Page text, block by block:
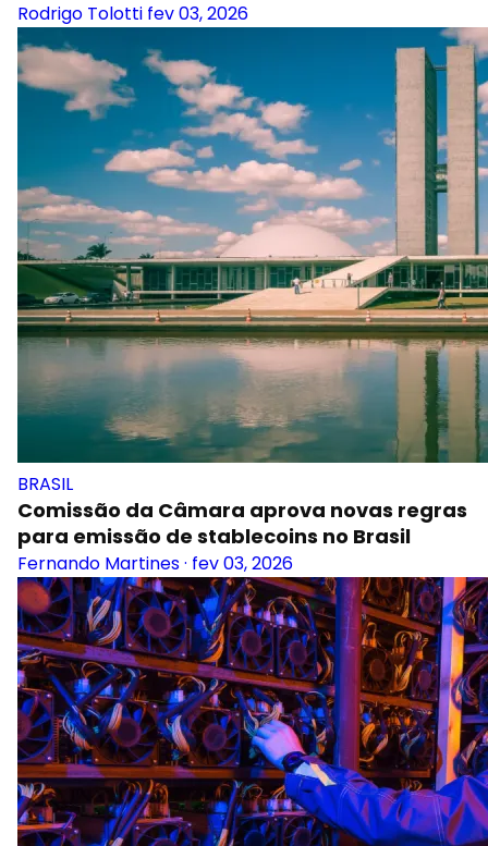
Rodrigo Tolotti fev 03, 2026
BRASIL
Comissão da Câmara aprova novas regras
para emissão de stablecoins no Brasil
Fernando Martines· fev 03, 2026